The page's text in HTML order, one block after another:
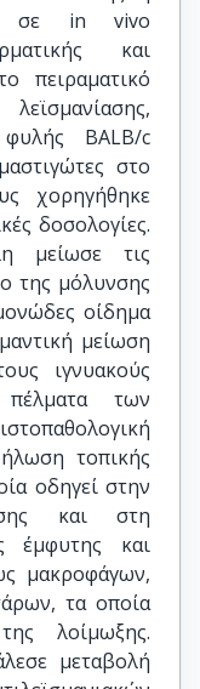
σε in vivo
και
πειραματικό
φυλής BALB/c
στο
χορηγήθηκε
δοσολογίες.
μείωσε τις
της μόλυνσης
οίδημα
μείωση
ιγνυακούς
πέλματα των
τοπικής
οδηγεί στην
και στη
έμφυτης και
μακροφάγων,
τα οποία
λοίμωξης.
μεταβολή